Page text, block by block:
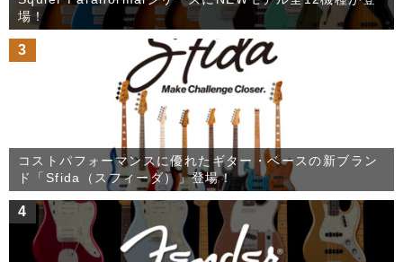
場！
3
コストパフォーマンスに優れたギター・ベースの新ブラン
ド「Sfida（スフィーダ）」登場！
4